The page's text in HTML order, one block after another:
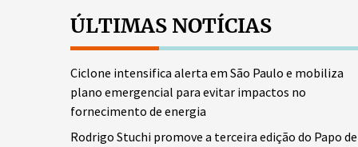
ÚLTIMAS NOTÍCIAS
Ciclone intensifica alerta em São Paulo e mobiliza
plano emergencial para evitar impactos no
fornecimento de energia
Rodrigo Stuchi promove a terceira edição do Papo de